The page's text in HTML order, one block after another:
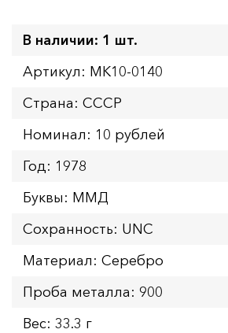
В наличии: 1 шт.
Артикул: MK10-0140
Страна: СССР
Номинал: 10 рублей
Год: 1978
Буквы: ММД
Сохранность: UNC
Материал: Серебро
Проба металла: 900
Вес: 33.3 г